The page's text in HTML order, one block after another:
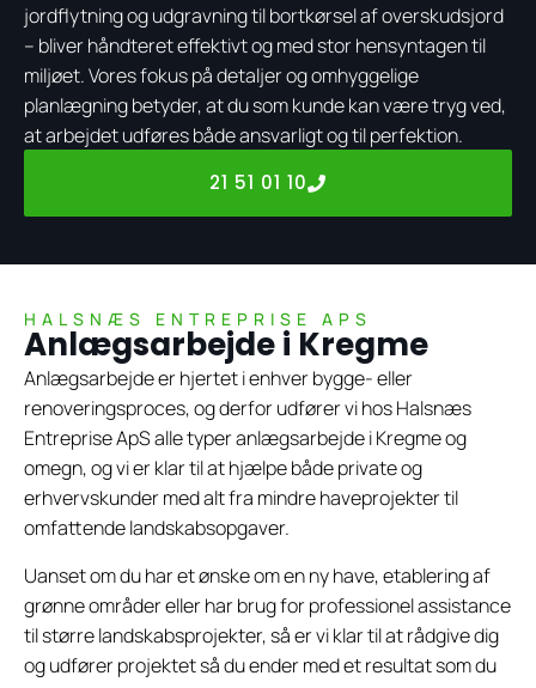
HALSNÆS ENTREPRISE APS
Anlægsarbejde i Kregme
Anlægsarbejde er hjertet i enhver bygge- eller
renoveringsproces, og derfor udfører vi hos Halsnæs
Entreprise ApS alle typer anlægsarbejde i Kregme og
omegn, og vi er klar til at hjælpe både private og
erhvervskunder med alt fra mindre haveprojekter til
omfattende landskabsopgaver.
Uanset om du har et ønske om en ny have, etablering af
grønne områder eller har brug for professionel assistance
til større landskabsprojekter, så er vi klar til at rådgive dig
og udfører projektet så du ender med et resultat som du
jordflytning og udgravning til bortkørsel af overskudsjord
– bliver håndteret effektivt og med stor hensyntagen til
miljøet. Vores fokus på detaljer og omhyggelige
planlægning betyder, at du som kunde kan være tryg ved,
at arbejdet udføres både ansvarligt og til perfektion.
21 51 01 10